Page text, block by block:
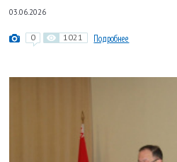
03.06.2026
0 1021 Подробнее